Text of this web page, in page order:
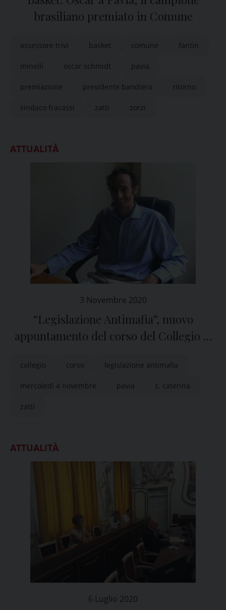
brasiliano premiato in Comune
assessore trivi basket comune fantin
minelli oscar schmidt pavia
premiazione presidente bandiera ritorno
sindaco fracassi zatti zorzi
ATTUALITÀ
3 Novembre 2020
“Legislazione Antimafia”, nuovo
appuntamento del corso del Collegio S.
collegio corso legislazione antimafia
mercoledì 4 novembre pavia s. caterina
zatti
ATTUALITÀ
6 Luglio 2020